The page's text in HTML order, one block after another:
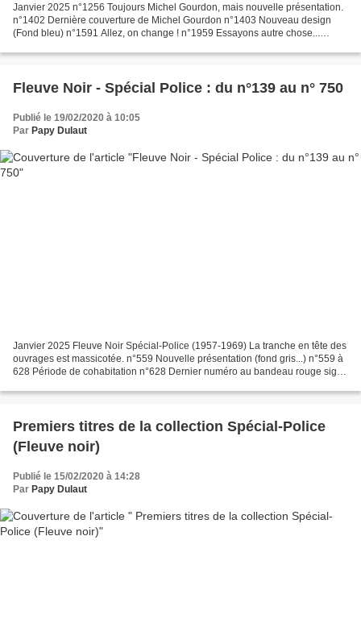
Janvier 2025 n°1256 Toujours Michel Gourdon, mais nouvelle présentation.
n°1402 Dernière couverture de Michel Gourdon n°1403 Nouveau design
(Fond bleu) n°1591 Allez, on change ! n°1959 Essayons autre chose...
Fleuve Noir - Spécial Police : du n°139 au n° 750
Publié le 19/02/2020 à 10:05
Par Papy Dulaut
Janvier 2025 Fleuve Noir Spécial-Police (1957-1969) La tranche en tête des
ouvrages est massicotée. n°559 Nouvelle présentation (fond gris...) n°559 à
628 Période de cohabitation n°628 Dernier numéro au bandeau rouge siglé
Premiers titres de la collection Spécial-Police
(Fleuve noir)
Publié le 15/02/2020 à 14:28
Par Papy Dulaut